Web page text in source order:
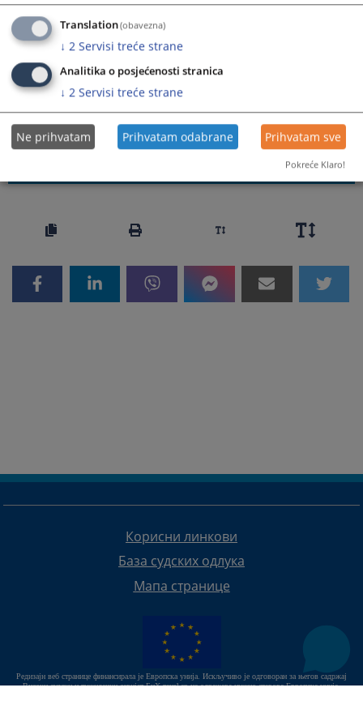
Приказана вијест је на: Bosanski jezik
Пратећи документи
Корисни линкови
База судских одлука
Мапа странице
Редизајн веб странице финансирала је Европска унија. Искључиво је одговоран за његов садржај
Високи судски и тужилачки савијет БиХ такођер не одражава нужно ставове Европске уније.
Translation(obavezna)
↓ 2 Servisi treće strane
Analitika o posjećenosti stranica
↓ 2 Servisi treće strane
Ne prihvatam Prihvatam odabrane Prihvatam sve
Pokreće Klaro!